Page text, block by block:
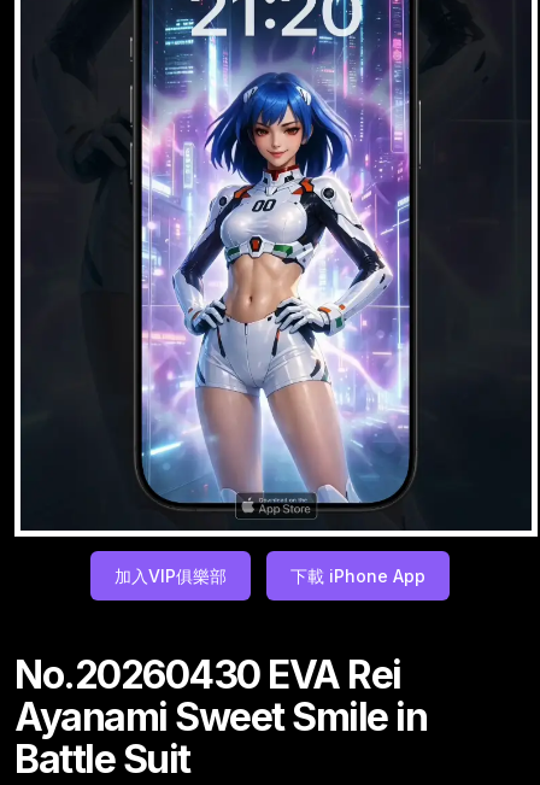
加入VIP俱樂部 下載 iPhone App
No.20260430 EVA Rei
Ayanami Sweet Smile in
Battle Suit